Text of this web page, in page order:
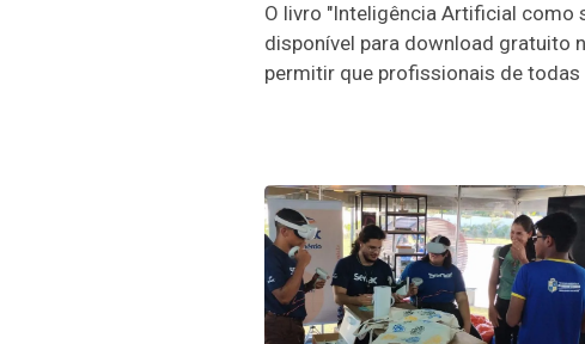
O livro "Inteligência Artificial como
disponível para download gratuito
permitir que profissionais de